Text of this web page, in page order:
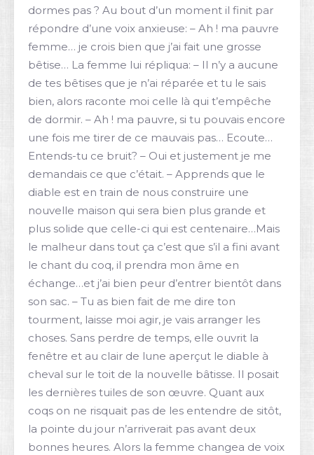
dormes pas ? Au bout d’un moment il finit par
répondre d’une voix anxieuse: – Ah ! ma pauvre
femme… je crois bien que j’ai fait une grosse
bêtise… La femme lui répliqua: – Il n’y a aucune
de tes bêtises que je n’ai réparée et tu le sais
bien, alors raconte moi celle là qui t’empêche
de dormir. – Ah ! ma pauvre, si tu pouvais encore
une fois me tirer de ce mauvais pas… Ecoute…
Entends-tu ce bruit? – Oui et justement je me
demandais ce que c’était. – Apprends que le
diable est en train de nous construire une
nouvelle maison qui sera bien plus grande et
plus solide que celle-ci qui est centenaire…Mais
le malheur dans tout ça c’est que s’il a fini avant
le chant du coq, il prendra mon âme en
échange…et j’ai bien peur d’entrer bientôt dans
son sac. – Tu as bien fait de me dire ton
tourment, laisse moi agir, je vais arranger les
choses. Sans perdre de temps, elle ouvrit la
fenêtre et au clair de lune aperçut le diable à
cheval sur le toit de la nouvelle bâtisse. Il posait
les dernières tuiles de son œuvre. Quant aux
coqs on ne risquait pas de les entendre de sitôt,
la pointe du jour n’arriverait pas avant deux
bonnes heures. Alors la femme changea de voix